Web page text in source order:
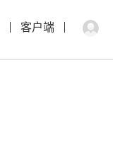
客户端